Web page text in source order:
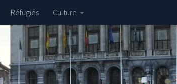
Réfugiés Culture